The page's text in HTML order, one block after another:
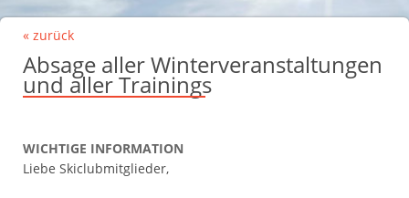
« zurück
Absage aller Winterveranstaltungen
und aller Trainings
WICHTIGE INFORMATION
Liebe Skiclubmitglieder,